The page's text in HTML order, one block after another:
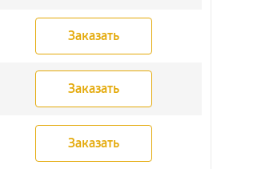
Заказать
Заказать
Заказать